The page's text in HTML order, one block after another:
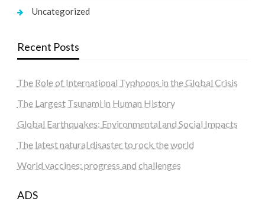
Uncategorized
Recent Posts
The Role of International Typhoons in the Global Crisis
The Largest Tsunami in Human History
Global Earthquakes: Environmental and Social Impacts
The latest natural disaster to rock the world
World vaccines: progress and challenges
ADS